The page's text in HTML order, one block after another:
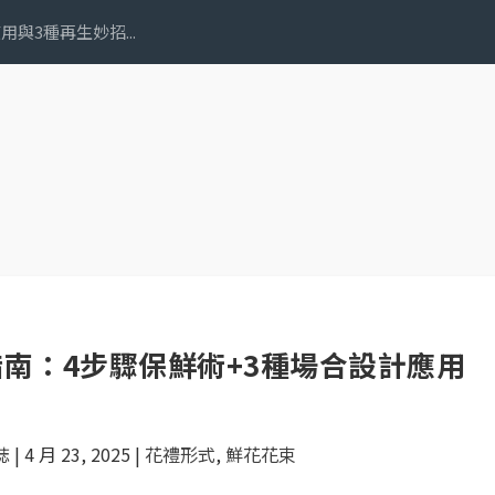
與3種再生妙招...
：4步驟保鮮術+3種場合設計應用
| 4 月 23, 2025 | 花禮形式, 鮮花花束